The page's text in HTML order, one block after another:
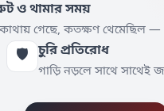
ও থামার সময়
গেছে, কতক্ষণ থেমেছিল —
🛡️ চুরি প্রতিরোধ
গাড়ি নড়লে সাথে সাথেই